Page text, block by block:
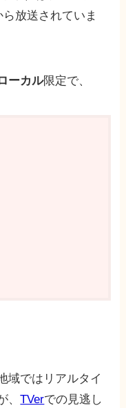
放送されていま
ーカル限定で、
域ではリアルタイ
、TVerでの見逃し